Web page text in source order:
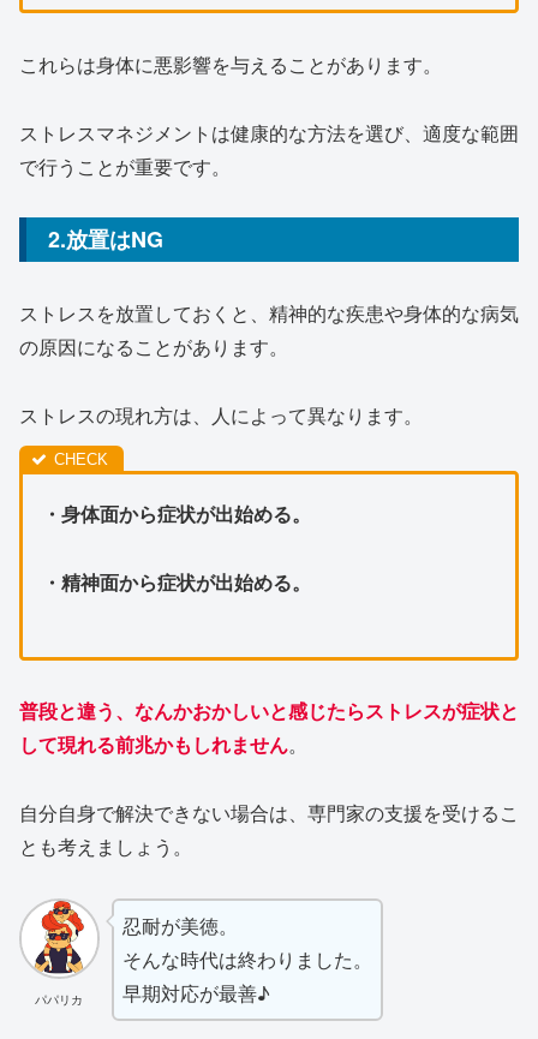
これらは身体に悪影響を与えることがあります。
ストレスマネジメントは健康的な方法を選び、適度な範囲
で行うことが重要です。
2.放置はNG
ストレスを放置しておくと、精神的な疾患や身体的な病気
の原因になることがあります。
ストレスの現れ方は、人によって異なります。
・身体面から症状が出始める。
・精神面から症状が出始める。
普段と違う、なんかおかしいと感じたらストレスが症状と
して現れる前兆かもしれません。
自分自身で解決できない場合は、専門家の支援を受けるこ
とも考えましょう。
パパリカ
忍耐が美徳。
そんな時代は終わりました。
早期対応が最善♪